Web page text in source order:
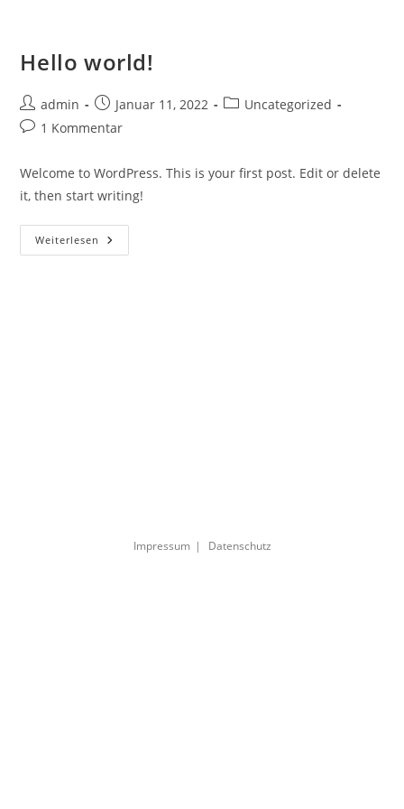
springen
Hello world!
Beitrags-
Autor:
admin
Beitrag
veröffentlicht:
Januar 11, 2022
Beitrags-
Uncategorized
Beitrags-
1 Kommentar
Welcome to WordPress. This is your first post. Edit or delete
it, then start writing!
Weiterlesen Hello
World!
Impressum Datenschutz